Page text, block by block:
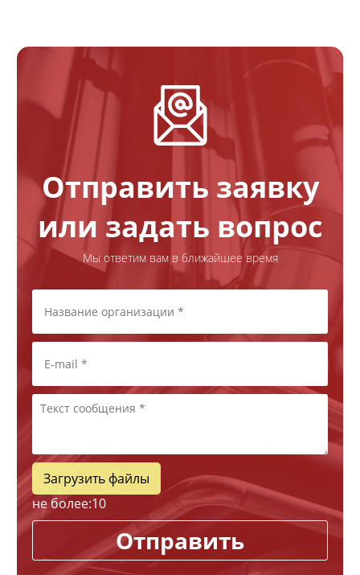
Отправить заявку
или задать вопрос
Мы ответим вам в ближайшее время
Загрузить файлы
не более:10
Отправить